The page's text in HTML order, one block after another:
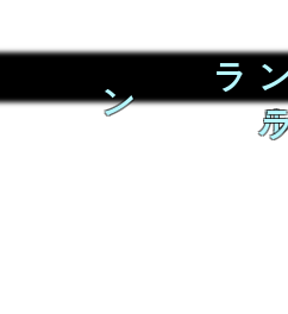
ン
ラ